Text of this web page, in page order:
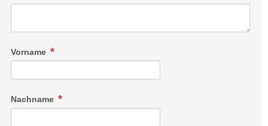
Vorname
Nachname